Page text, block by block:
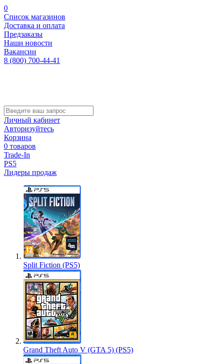
0
Список магазинов
Доставка и оплата
Предзаказы
Наши новости
Вакансии
8 (800) 700-44-41
Личный кабинет
Авторизуйтесь
Корзина
0 товаров
Trade-In
PS5
Лидеры продаж
Split Fiction (PS5)
Grand Theft Auto V (GTA 5) (PS5)